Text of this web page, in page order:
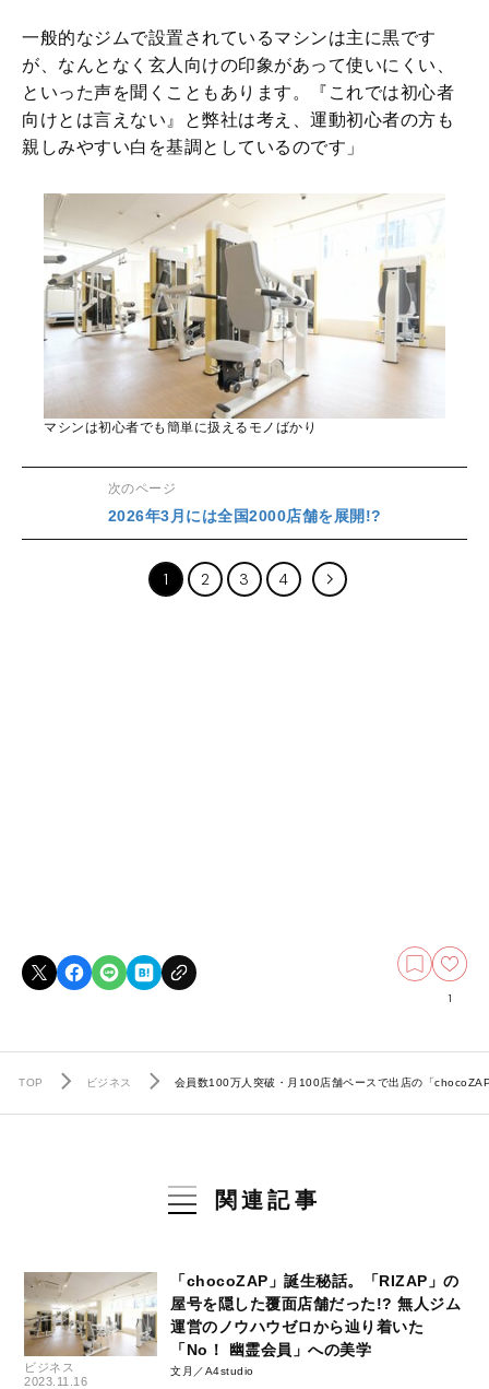
一般的なジムで設置されているマシンは主に黒です
が、なんとなく玄人向けの印象があって使いにくい、
といった声を聞くこともあります。『これでは初心者
向けとは言えない』と弊社は考え、運動初心者の方も
親しみやすい白を基調としているのです」
マシンは初心者でも簡単に扱えるモノばかり
次のページ
2026年3月には全国2000店舗を展開!?
1 2 3 4
1
TOP ビジネス 会員数100万人突破・月100店舗ペースで出店の「
関連記事
ビジネス
2023.11.16
「chocoZAP」誕生秘話。「RIZAP」の
屋号を隠した覆面店舗だった!? 無人ジム
運営のノウハウゼロから辿り着いた
「No！ 幽霊会員」への美学
文月／A4studio